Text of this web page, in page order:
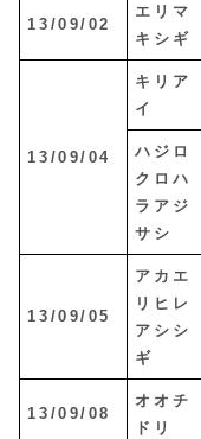
13/09/02
エリマ
キシギ
13/09/04
キリア
イ
ハジロ
クロハ
ラアジ
サシ
13/09/05
アカエ
リヒレ
アシシ
ギ
13/09/08
オオチ
ドリ